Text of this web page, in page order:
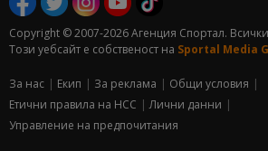
Copyright © 2007-2026 Агенция Спортал.
Този уебсайт е собственост на Sportal Media
За нас Екип За рекламa
Общи условия
Етични правила на НСС
Лични данни
Управление на предпочитания